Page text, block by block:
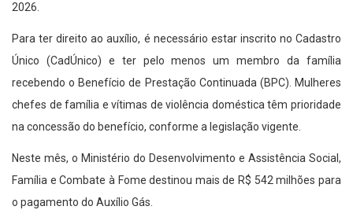
2026.
Para ter direito ao auxílio, é necessário estar inscrito no Cadastro
Único (CadÚnico) e ter pelo menos um membro da família
recebendo o Benefício de Prestação Continuada (BPC). Mulheres
chefes de família e vítimas de violência doméstica têm prioridade
na concessão do benefício, conforme a legislação vigente.
Neste mês, o Ministério do Desenvolvimento e Assistência Social,
Família e Combate à Fome destinou mais de R$ 542 milhões para
o pagamento do Auxílio Gás.